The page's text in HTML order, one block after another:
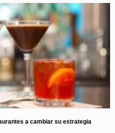
a cambiar su estrategia